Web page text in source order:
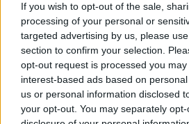
If you wish to opt-out of the sale,
processing of your personal or
targeted advertising by us, please
section to confirm your selection.
opt-out request is processed you
interest-based ads based on
us or personal information disclosed
your opt-out. You may separately
PISTOIA —"Penso sarebbe un errore
Pistoia".
La campagna elettorale in vista delle
verosimilmente, con questa
Regione
Enrico Rossi al giornale Il